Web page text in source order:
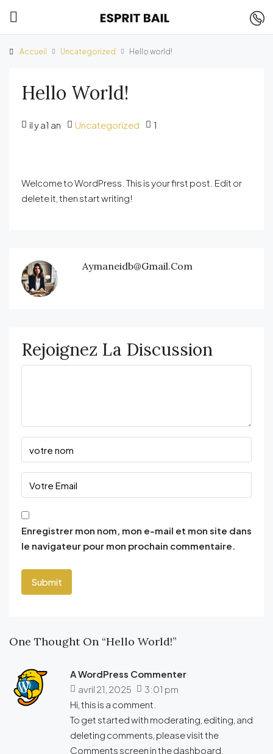
Accueil Uncategorized Hello world!
Hello World!
il y a1 an Uncategorized 1
Welcome to WordPress. This is your first post. Edit or
delete it, then start writing!
Aymaneidb@gmail.com
Rejoignez La Discussion
Enregistrer mon nom, mon e-mail et mon site dans
le navigateur pour mon prochain commentaire.
One Thought On “Hello World!”
A WordPress Commenter
avril 21, 2025
3:01 pm
Hi, this is a comment.
To get started with moderating, editing, and
deleting comments, please visit the
Comments screen in the dashboard.